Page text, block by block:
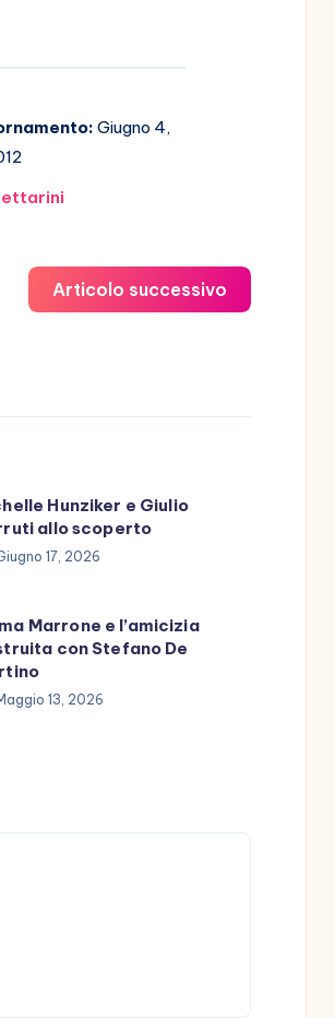
Giugno 4,
Articolo successivo
Hunziker e Giulio
allo scoperto
17, 2026
Marrone e l’amicizia
con Stefano De
13, 2026